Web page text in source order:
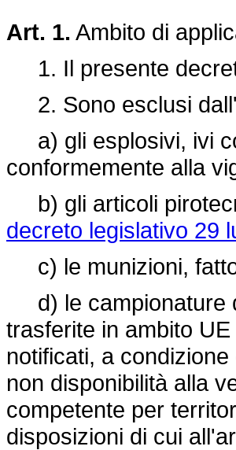
Art. 1. Ambito di
1. Il presente
2. Sono esclusi
a) gli esplosivi, ivi
conformemente alla
b) gli articoli
decreto legislativo 29
c) le munizioni, fatto
d) le campionature
trasferite in ambito
notificati, a
non disponibilità alla
competente per
disposizioni di cui